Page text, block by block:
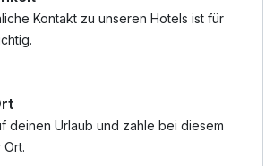
Kontakt zu unseren Hotels ist für
deinen Urlaub und zahle bei diesem